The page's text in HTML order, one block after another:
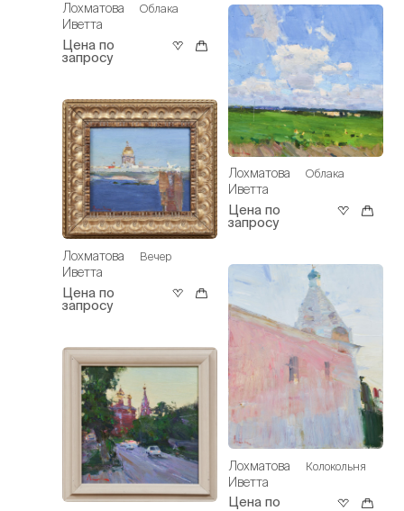
Лохматова
Иветта
Облака
Цена по
запросу
Лохматова
Иветта
Вечер
Цена по
запросу
Лохматова
Иветта
Облака
Цена по
запросу
Лохматова
Иветта
Колокольня
Цена по